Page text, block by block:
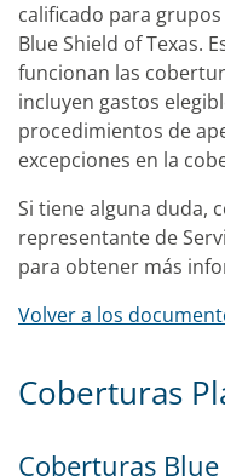
calificado para
Blue Shield of Texas.
funcionan las
incluyen gastos
procedimientos de
excepciones en la
Si tiene alguna duda,
representante de
para obtener más
Volver a los
Coberturas
Coberturas